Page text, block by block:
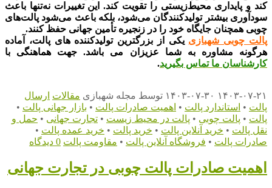
کند و پایداری محیط‌زیستی را تقویت کند. این تغییرات نه‌تنها باعث
سودآوری بیشتر تولیدکنندگان می‌شود، بلکه باعث می‌شود پالت‌های
چوبی همچنان جایگاه خود را در زنجیره تأمین جهانی حفظ کنند.
پالت چوبی شهبازی یکی از بزرگترین تولیدکننده های پالت، آماده
هرگونه مشاوره به شما عزیزان می باشد. جهت هماهنگی با
کارشناسان ما تماس بگیرید.
۱۴۰۳-۰۷-۲۱ ۱۴۰۳-۰۷-۳۰ توسط مجله شهبازی مقالات ارسال
پالت • استاندارد پالت • اهمیت صادرات پالت • بازار جهانی پالت •
پالت • پالت چوبی • پالت در محیط زیست • تجارت جهانی • حمل و
نقل پالت • خرید آنلاین پالت • خرید پالت • خرید عمده پالت •
صادرات پالت • فروشگاه آنلاین پالت • مقاومت پالت 0 دیدگاه
اهمیت صادرات پالت چوبی در تجارت جهانی